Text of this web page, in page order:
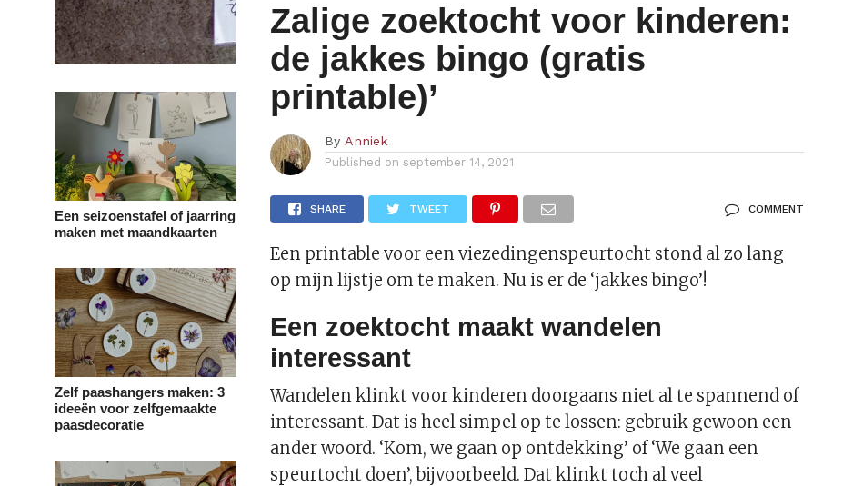
Een seizoenstafel of jaarring
maken met maandkaarten
Zelf paashangers maken: 3
ideeën voor zelfgemaakte
paasdecoratie
Zalige zoektocht voor kinderen:
de jakkes bingo (gratis
printable)’
By Anniek
Published on september 14, 2021
SHARE TWEET COMMENT
Een printable voor een viezedingenspeurtocht stond al zo lang
op mijn lijstje om te maken. Nu is er de ‘jakkes bingo’!
Een zoektocht maakt wandelen
interessant
Wandelen klinkt voor kinderen doorgaans niet al te spannend of
interessant. Dat is heel simpel op te lossen: gebruik gewoon een
ander woord. ‘Kom, we gaan op ontdekking’ of ‘We gaan een
speurtocht doen’, bijvoorbeeld. Dat klinkt toch al veel